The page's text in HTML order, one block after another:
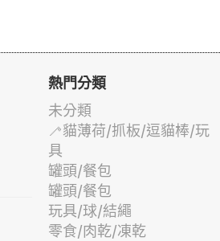
熱門分類
未分類
🦯貓薄荷/抓板/逗貓棒/玩
具
罐頭/餐包
罐頭/餐包
玩具/球/結繩
零食/肉乾/凍乾